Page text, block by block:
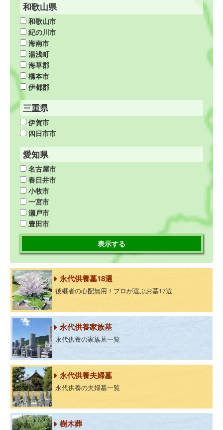
和歌山県
和歌山市
紀の川市
海南市
湯浅町
海草郡
橋本市
伊都郡
三重県
伊賀市
四日市市
愛知県
名古屋市
春日井市
小牧市
一宮市
瀬戸市
豊田市
表示する
永代供養墓18選
後継者の心配無用！プロが選ぶお墓17選
永代供養家族墓
永代供養の家族墓一覧
永代供養夫婦墓
永代供養の夫婦墓一覧
樹木葬